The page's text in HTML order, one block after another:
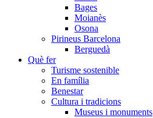
Bages
Moianès
Osona
Pirineus Barcelona
Berguedà
Què fer
Turisme sostenible
En família
Benestar
Cultura i tradicions
Museus i monuments